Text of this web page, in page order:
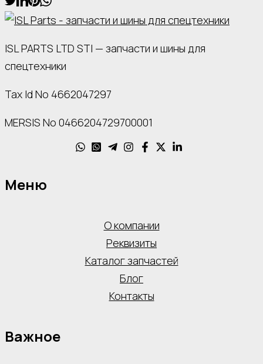
ISL PARTS LTD STI — запчасти и шины для
спецтехники
Tax Id No 4662047297
MERSIS No 0466204729700001
Меню
О компании
Реквизиты
Каталог запчастей
Блог
Контакты
Важное